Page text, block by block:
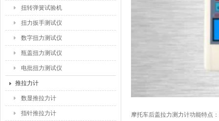
扭转弹簧试验机
扭力扳手测试仪
数字扭力测试仪
瓶盖扭力测试仪
电批扭力测试仪
推拉力计
数显推拉力计
指针推拉力计
摩托车后盖拉力测力计功能特点：